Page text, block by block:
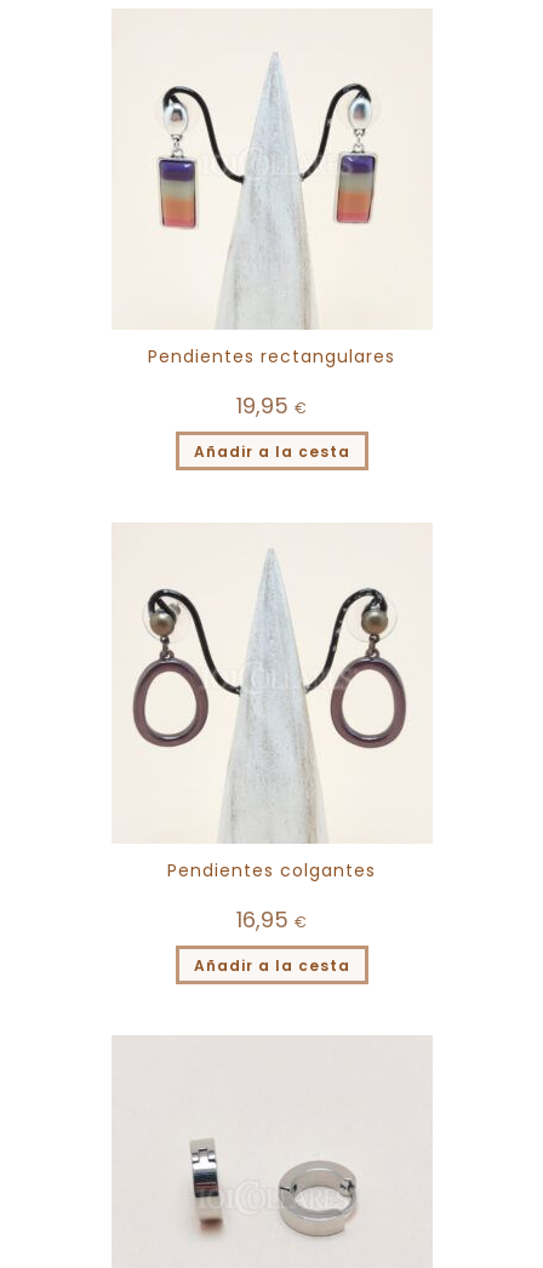
Pendientes rectangulares
19,95 €
Añadir a la cesta
Pendientes colgantes
16,95 €
Añadir a la cesta